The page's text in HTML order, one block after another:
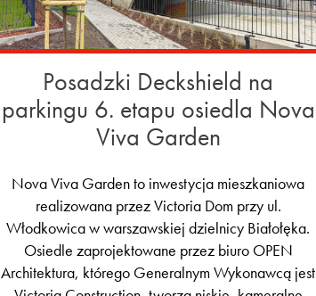
Posadzki Deckshield na
parkingu 6. etapu osiedla Nova
Viva Garden
Nova Viva Garden to inwestycja mieszkaniowa
realizowana przez Victoria Dom przy ul.
Włodkowica w warszawskiej dzielnicy Białołęka.
Osiedle zaprojektowane przez biuro OPEN
Architektura, którego Generalnym Wykonawcą jest